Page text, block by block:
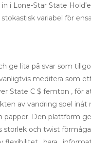
i Lone-Star State
variabel för
ge lita på svar som
meditera som
State C $ femton , för
av vandring spel
Den plattform
och twist